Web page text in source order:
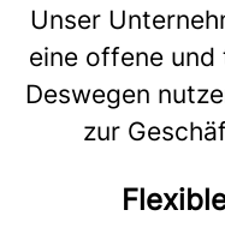
Unser
eine offene und
Deswegen
zur